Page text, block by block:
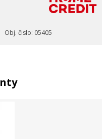
Obj. čislo: 05405